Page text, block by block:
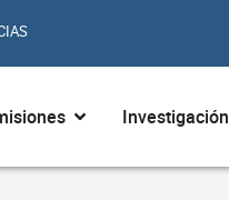
en la UNACAbrir Admisiones
Investigación